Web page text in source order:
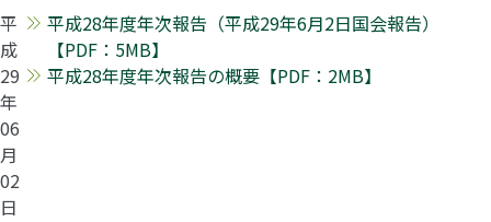
平
成
29
年
06
月
02
日
平成28年度年次報告（平成29年6月2日国会報告）
【PDF：5MB】
平成28年度年次報告の概要【PDF：2MB】